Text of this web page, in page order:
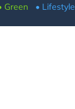
Green • Lifestyle